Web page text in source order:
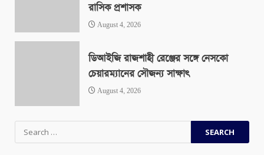
রাসিক প্রশাসক
August 4, 2026
ডিআইজি রাজশাহী রেঞ্জের সঙ্গে নেসকো
চেয়ারম্যানের সৌজন্য সাক্ষাৎ
August 4, 2026
Search
for: